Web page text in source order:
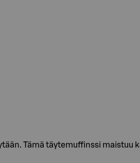
Tämä täytemuffinssi